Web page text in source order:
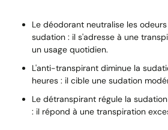
Le déodorant neutralise les
sudation : il s'adresse à une
un usage quotidien.
L'anti-transpirant diminue la
heures : il cible une sudation
Le détranspirant régule la
: il répond à une transpiration